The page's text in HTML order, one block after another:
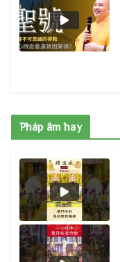
Pháp âm hay